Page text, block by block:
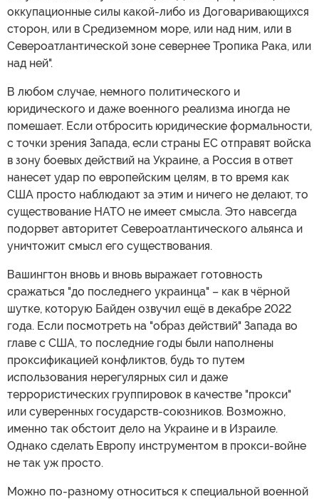
оккупационные силы какой-либо из Договаривающихся
сторон, или в Средиземном море, или над ним, или в
Североатлантической зоне севернее Тропика Рака, или
над ней".
В любом случае, немного политического и
юридического и даже военного реализма иногда не
помешает. Если отбросить юридические формальности,
с точки зрения Запада, если страны ЕС отправят войска
в зону боевых действий на Украине, а Россия в ответ
нанесет удар по европейским целям, в то время как
США просто наблюдают за этим и ничего не делают, то
существование НАТО не имеет смысла. Это навсегда
подорвет авторитет Североатлантического альянса и
уничтожит смысл его существования.
Вашингтон вновь и вновь выражает готовность
сражаться "до последнего украинца" – как в чёрной
шутке, которую Байден озвучил ещё в декабре 2022
года. Если посмотреть на "образ действий" Запада во
главе с США, то последние годы были наполнены
проксификацией конфликтов, будь то путем
использования нерегулярных сил и даже
террористических группировок в качестве "прокси"
или суверенных государств-союзников. Возможно,
именно так обстоит дело на Украине и в Израиле.
Однако сделать Европу инструментом в прокси-войне
не так уж просто.
Можно по-разному относиться к специальной военной